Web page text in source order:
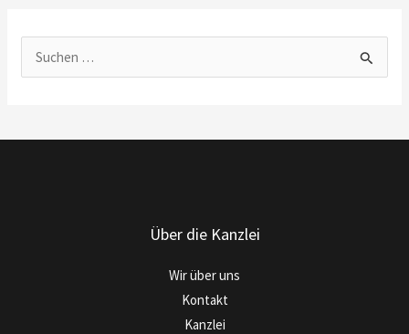
u
Über die Kanzlei
Wir über uns
Kontakt
Kanzlei